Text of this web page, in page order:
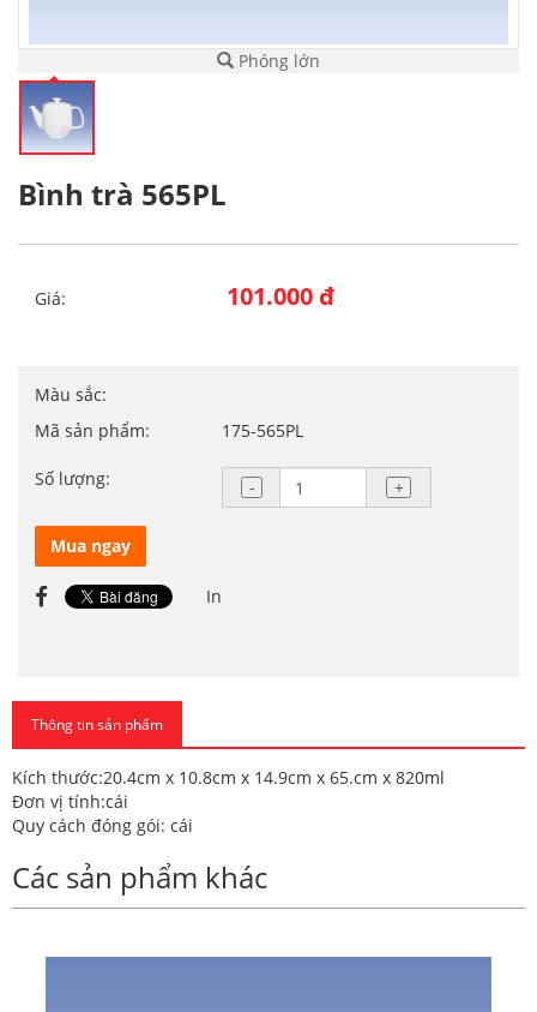
Phóng lớn
Bình trà 565PL
Giá: 101.000 đ
Màu sắc:
Mã sản phẩm:
175-565PL
Số lượng:
Mua ngay
In
Thông tin sản phẩm
Kích thước:20.4cm x 10.8cm x 14.9cm x 65.cm x 820ml
Đơn vị tính:cái
Quy cách đóng gói: cái
Các sản phẩm khác